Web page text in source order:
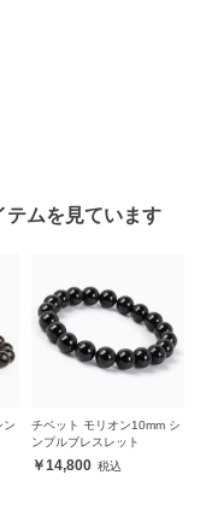
テムを見ています
ン
チベット モリオン10mm シ
ンプルブレスレット
14,800